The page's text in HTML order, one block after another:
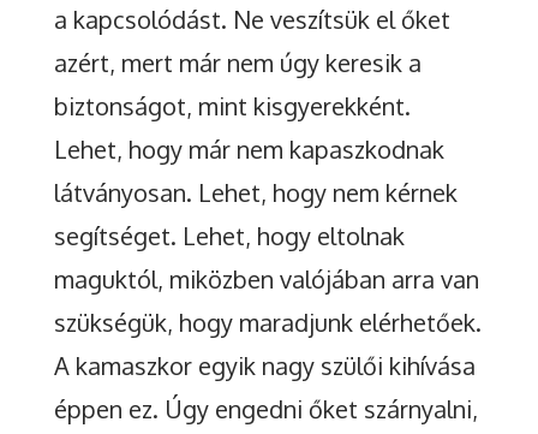
a kapcsolódást. Ne veszítsük el őket
azért, mert már nem úgy keresik a
biztonságot, mint kisgyerekként.
Lehet, hogy már nem kapaszkodnak
látványosan. Lehet, hogy nem kérnek
segítséget. Lehet, hogy eltolnak
maguktól, miközben valójában arra van
szükségük, hogy maradjunk elérhetőek.
A kamaszkor egyik nagy szülői kihívása
éppen ez. Úgy engedni őket szárnyalni,